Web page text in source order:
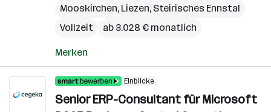
Mooskirchen, Liezen, Steirisches Ennstal
Vollzeit
ab 3.028 € monatlich
Merken
Einblicke
Senior ERP-Consultant für Microsoft